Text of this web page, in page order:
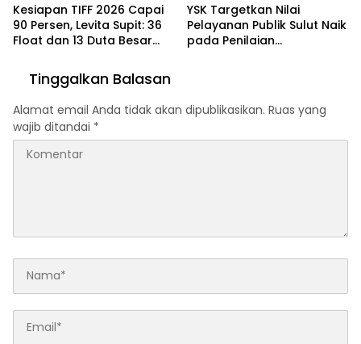
Kesiapan TIFF 2026 Capai
90 Persen, Levita Supit: 36
Float dan 13 Duta Besar
YSK Targetkan Nilai
Pelayanan Publik Sulut Naik
pada Penilaian
Tinggalkan Balasan
Alamat email Anda tidak akan dipublikasikan. Ruas yang
wajib ditandai *